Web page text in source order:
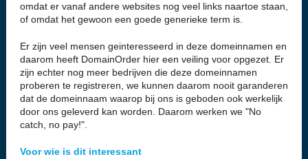
omdat er vanaf andere websites nog veel links naartoe staan,
of omdat het gewoon een goede generieke term is.
Er zijn veel mensen geinteresseerd in deze domeinnamen en
daarom heeft DomainOrder hier een veiling voor opgezet. Er
zijn echter nog meer bedrijven die deze domeinnamen
proberen te registreren, we kunnen daarom nooit garanderen
dat de domeinnaam waarop bij ons is geboden ook werkelijk
door ons geleverd kan worden. Daarom werken we "No
catch, no pay!".
Voor wie is dit interessant